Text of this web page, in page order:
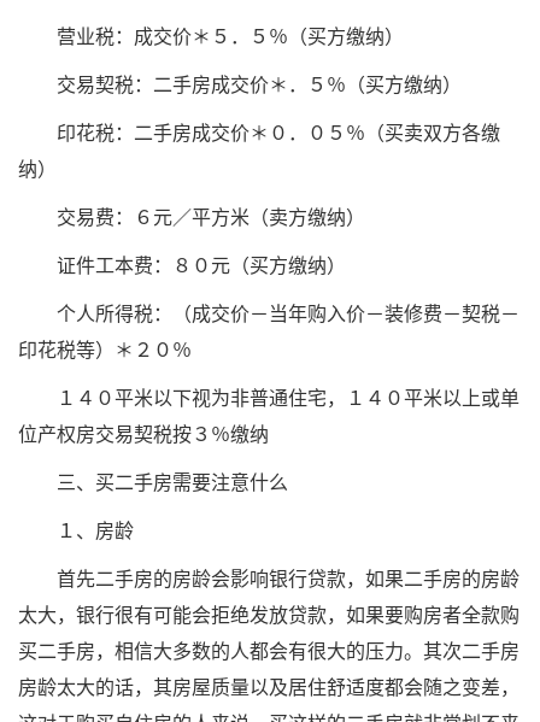
营业税：成交价＊５．５％（买方缴纳）
交易契税：二手房成交价＊．５％（买方缴纳）
印花税：二手房成交价＊０．０５％（买卖双方各缴
纳）
交易费：６元／平方米（卖方缴纳）
证件工本费：８０元（买方缴纳）
个人所得税：（成交价－当年购入价－装修费－契税－
印花税等）＊２０％
１４０平米以下视为非普通住宅，１４０平米以上或单
位产权房交易契税按３％缴纳
三、买二手房需要注意什么
１、房龄
首先二手房的房龄会影响银行贷款，如果二手房的房龄
太大，银行很有可能会拒绝发放贷款，如果要购房者全款购
买二手房，相信大多数的人都会有很大的压力。其次二手房
房龄太大的话，其房屋质量以及居住舒适度都会随之变差，